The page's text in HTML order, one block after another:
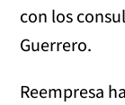
con los
Guerrero.
Reempresa